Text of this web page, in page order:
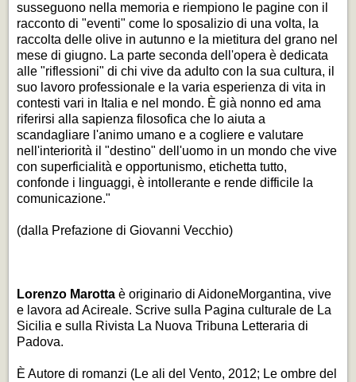
susseguono nella memoria e riempiono le pagine con il
racconto di "eventi" come lo sposalizio di una volta, la
raccolta delle olive in autunno e la mietitura del grano nel
mese di giugno. La parte seconda dell'opera è dedicata
alle "riflessioni" di chi vive da adulto con la sua cultura, il
suo lavoro professionale e la varia esperienza di vita in
contesti vari in Italia e nel mondo. È già nonno ed ama
riferirsi alla sapienza filosofica che lo aiuta a
scandagliare l'animo umano e a cogliere e valutare
nell'interiorità il "destino" dell'uomo in un mondo che vive
con superficialità e opportunismo, etichetta tutto,
confonde i linguaggi, è intollerante e rende difficile la
comunicazione."
(dalla Prefazione di Giovanni Vecchio)
Lorenzo Marotta è originario di AidoneMorgantina, vive
e lavora ad Acireale. Scrive sulla Pagina culturale de La
Sicilia e sulla Rivista La Nuova Tribuna Letteraria di
Padova.
È Autore di romanzi (Le ali del Vento, 2012; Le ombre del